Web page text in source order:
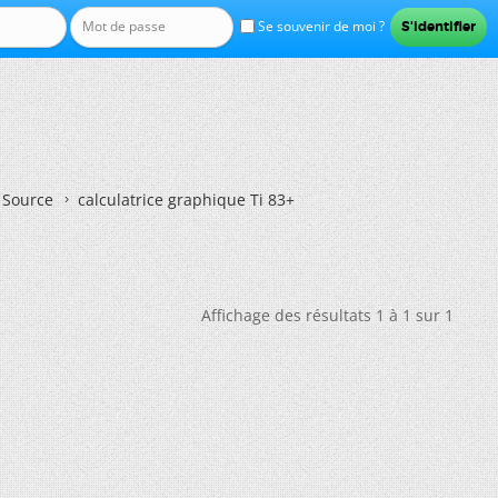
Se souvenir de moi ?
calculatrice graphique Ti 83+
Affichage des résultats 1 à 1 sur 1